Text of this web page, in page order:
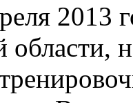
2013
области,